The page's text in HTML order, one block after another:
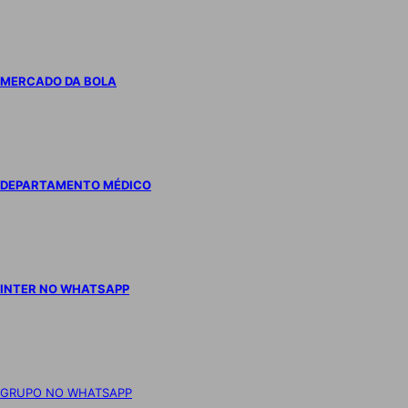
MERCADO DA BOLA
DEPARTAMENTO MÉDICO
INTER NO WHATSAPP
GRUPO NO WHATSAPP